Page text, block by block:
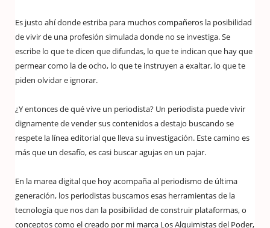
Es justo ahí donde estriba para muchos compañeros la posibilidad
de vivir de una profesión simulada donde no se investiga. Se
escribe lo que te dicen que difundas, lo que te indican que hay que
permear como la de ocho, lo que te instruyen a exaltar, lo que te
piden olvidar e ignorar.
¿Y entonces de qué vive un periodista? Un periodista puede vivir
dignamente de vender sus contenidos a destajo buscando se
respete la línea editorial que lleva su investigación. Este camino es
más que un desafío, es casi buscar agujas en un pajar.
En la marea digital que hoy acompaña al periodismo de última
generación, los periodistas buscamos esas herramientas de la
tecnología que nos dan la posibilidad de construir plataformas, o
conceptos como el creado por mi marca Los Alquimistas del Poder,